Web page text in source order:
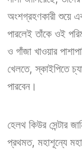
অংশগ্রহণকারী শুয়ে
পারলেই তাঁকে ওই
ও গাঁজা খাওয়ার
খেলতে, স্কাইপিতে
পারবেন।
হেলথ কিউর সেন্টার
প্রথমত, মহাশূন্যে